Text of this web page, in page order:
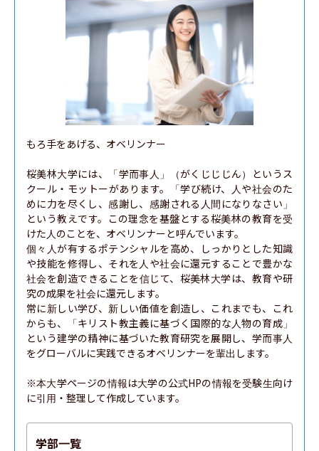
もろ手をあげる、オベリンナー
桜美林大学には、「学而事人」（がくじじじん）というス
クール・モットーがあります。「学び続け、人や社会のた
めに力を尽くし、感謝し、感謝される人間になりなさい」
という教えです。この理念を基盤とする桜美林の教育を受
けた人のことを、オベリンナーと呼んでいます。
個々人が有するポテンシャルを高め、しっかりとした知識
や技能を修得し、それを人や社会に還元することで豊かな
社会を創造できることを信じて、桜美林大学は、教育や研
究の成果を社会に還元します。
常に新しい学び、新しい価値を創造し、これまでも、これ
からも、「キリスト教主義に基づく国際的な人物の育成」
という建学の精神に基づいた教育研究を展開し、学而事人
をグローバルに実践できるオベリンナーを輩出します。
※本大学ページの情報は大学の公式HPの情報を受験生向け
に引用・整理して作成しています。
学部一覧